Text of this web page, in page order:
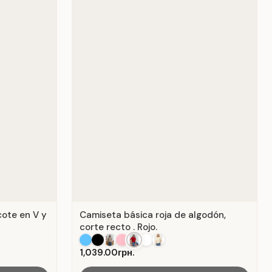
en V y
Camiseta básica roja de algodón,
corte recto . Rojo.
1,039.00грн.